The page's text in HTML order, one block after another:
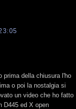
prima della chiusura l'ho
o poi la nostalgia si
un video che ho fatto
D445 ed X open